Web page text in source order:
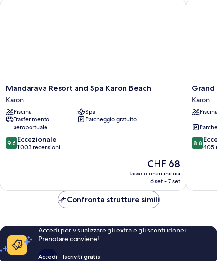
Mandarava
Resort
and
Spa
Karon
Beach
Karon
Mandarava Resort and Spa Karon Beach
Karon
Piscina
Spa
Trasferimento
aeroportuale
Parcheggio gratuito
9.6
su
9.6 Eccezionale
1’003 recensioni
Il
prezzo
attuale
CHF 68
CHF 68
tasse e oneri inclusi
6 set - 7 set
Mandarava Resort and Spa Karon Beach
Grand
Kata
VIP
-
Beach
Karon
Grand
Karon
Piscina
8.8
su
8.8
405
Grand
Confronta strutture simili
Accedi per visualizzare gli extra e gli sconti idonei.
Prenotare conviene!
Accedi Iscriviti gratis